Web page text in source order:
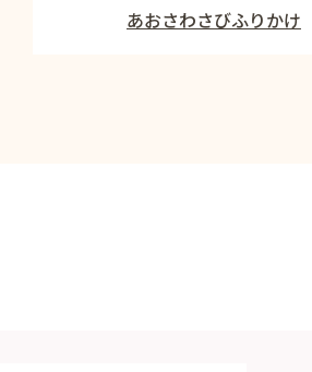
あおさわさびふりかけ